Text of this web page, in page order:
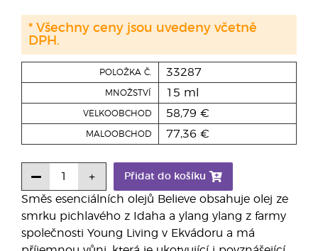
Směs esenciálních olejů Believe obsahuje olej ze
smrku pichlavého z Idaha a ylang ylang z farmy
společnosti Young Living v Ekvádoru a má
POLOŽKA Č. 33287
MNOŽSTVÍ 15 ml
VELKOOBCHOD 58,79 €
MALOOBCHOD 77,36 €
Přidat do košíku
* Všechny ceny jsou uvedeny včetně
DPH.